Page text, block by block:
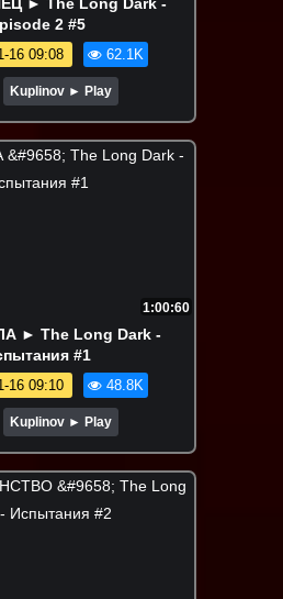
2 #5
16 09:08 62.1K
Kuplinov ► Play
1:00:60
► The Long Dark -
#1
16 09:10 48.8K
Kuplinov ► Play